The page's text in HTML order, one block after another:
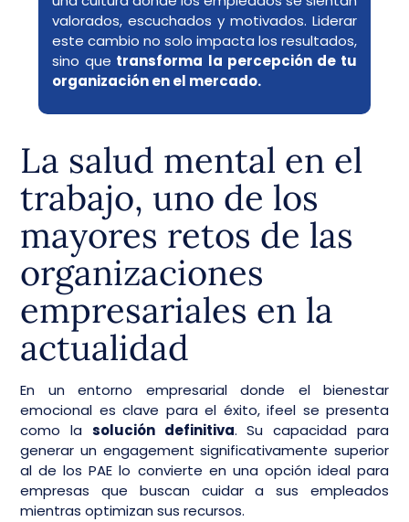
valorados, escuchados y motivados. Liderar
este cambio no solo impacta los resultados,
sino que transforma la percepción de tu
organización en el mercado.
La salud mental en el
trabajo, uno de los
mayores retos de las
organizaciones
empresariales en la
actualidad
En un entorno empresarial donde el bienestar
emocional es clave para el éxito, ifeel se presenta
como la solución definitiva. Su capacidad para
generar un engagement significativamente superior
al de los PAE lo convierte en una opción ideal para
empresas que buscan cuidar a sus empleados
mientras optimizan sus recursos.